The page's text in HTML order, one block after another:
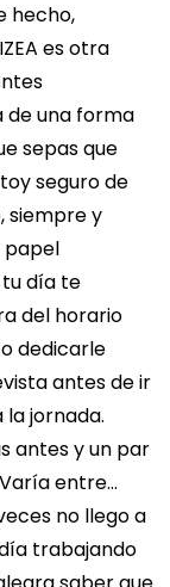
hecho,
es otra
de una forma
sepas que
seguro de
siempre y
papel
día te
del horario
dedicarle
antes de ir
jornada.
antes y un par
entre...
no llego a
trabajando